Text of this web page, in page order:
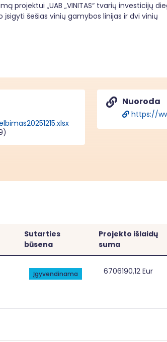
projektui „UAB „VINITAS“ tvarių investicijų
šešias vinių gamybos linijas ir dvi vinių
Nuoroda
https://
Sutarties
būsena
Projekto išlaidų
suma
[[link]]
Įgyvendinama [[link]]
6706190,12 Eur